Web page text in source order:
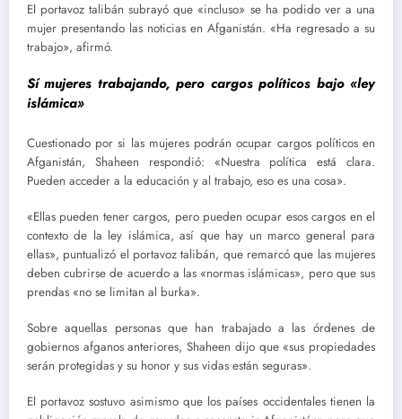
El portavoz talibán subrayó que «incluso» se ha podido ver a una
mujer presentando las noticias en Afganistán. «Ha regresado a su
trabajo», afirmó.
Sí mujeres trabajando, pero cargos políticos bajo «ley
islámica»
Cuestionado por si las mujeres podrán ocupar cargos políticos en
Afganistán, Shaheen respondió: «Nuestra política está clara.
Pueden acceder a la educación y al trabajo, eso es una cosa».
«Ellas pueden tener cargos, pero pueden ocupar esos cargos en el
contexto de la ley islámica, así que hay un marco general para
ellas», puntualizó el portavoz talibán, que remarcó que las mujeres
deben cubrirse de acuerdo a las «normas islámicas», pero que sus
prendas «no se limitan al burka».
Sobre aquellas personas que han trabajado a las órdenes de
gobiernos afganos anteriores, Shaheen dijo que «sus propiedades
serán protegidas y su honor y sus vidas están seguras».
El portavoz sostuvo asimismo que los países occidentales tienen la